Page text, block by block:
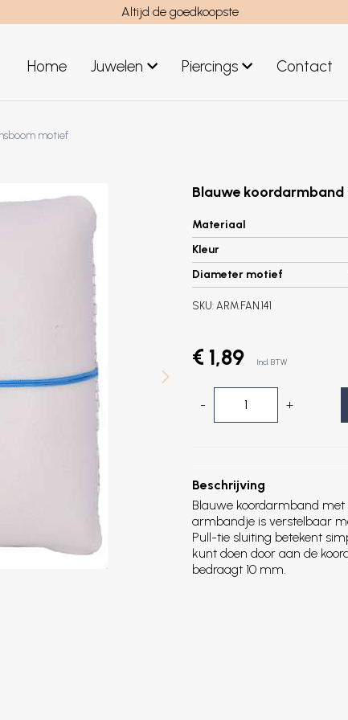
Altijd de goedkoopste
Home Juwelen Piercings Contact
motief
Blauwe
Materiaal
Kleur
Diameter motief
SKU: ARM.FAN.141
€ 1,89 Incl. BTW
- +
Beschrijving
Blauwe koordarmband
armbandje is verstelbaar
Pull-tie sluiting betekent
kunt doen door aan de
bedraagt 10 mm.